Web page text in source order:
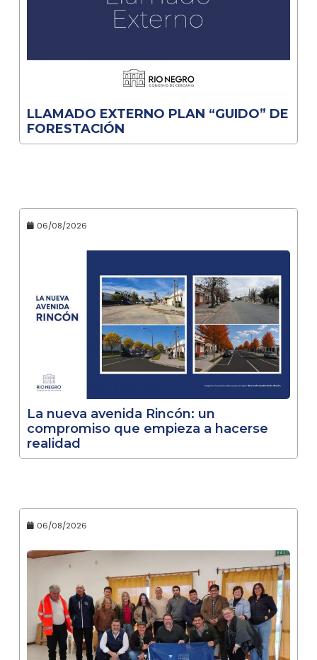
LLAMADO EXTERNO PLAN “GUIDO” DE
FORESTACIÓN
06/08/2026
La nueva avenida Rincón: un
compromiso que empieza a hacerse
realidad
06/08/2026